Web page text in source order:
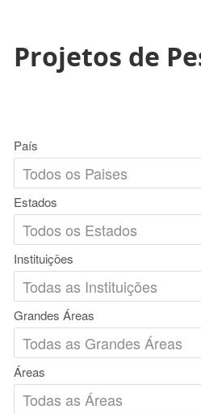
Projetos de
País
Estados
Instituições
Grandes Áreas
Áreas